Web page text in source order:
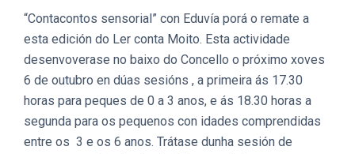
“Contacontos sensorial” con Eduvía porá o remate a
esta edición do Ler conta Moito. Esta actividade
desenvoverase no baixo do Concello o próximo xoves
6 de outubro en dúas sesións , a primeira ás 17.30
horas para peques de 0 a 3 anos, e ás 18.30 horas a
segunda para os pequenos con idades comprendidas
entre os 3 e os 6 anos. Trátase dunha sesión de